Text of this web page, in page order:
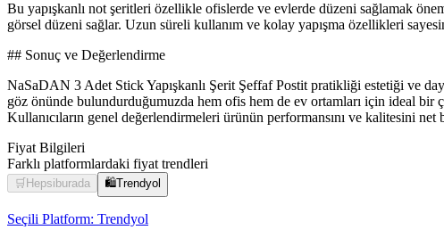
Bu yapışkanlı not şeritleri özellikle ofislerde ve evlerde düzeni sağlamak
görsel düzeni sağlar. Uzun süreli kullanım ve kolay yapışma özellikleri
## Sonuç ve Değerlendirme
NaSaDAN 3 Adet Stick Yapışkanlı Şerit Şeffaf Postit pratikliği estetiği ve
göz önünde bulundurduğumuzda hem ofis hem de ev ortamları için ideal bir
Kullanıcıların genel değerlendirmeleri ürünün performansını ve kalitesini
Fiyat Bilgileri
Farklı platformlardaki fiyat trendleri
🛒 Hepsiburada 🛍️Trendyol
Seçili Platform: Trendyol